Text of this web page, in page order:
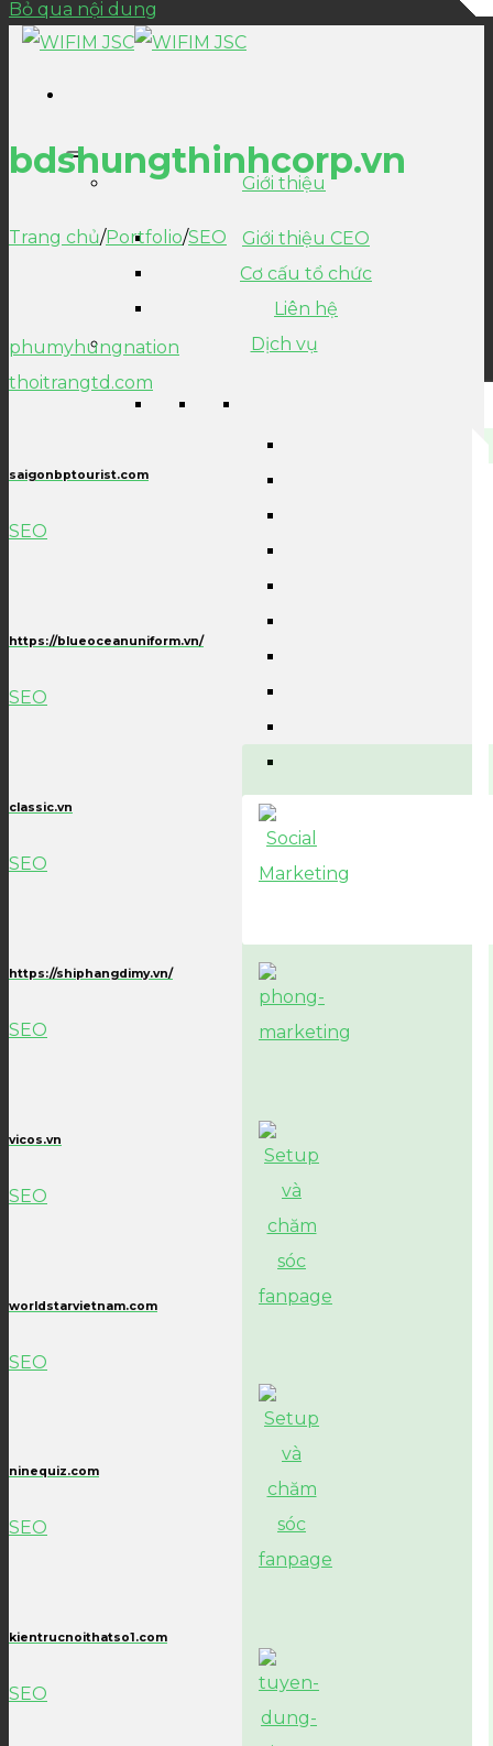
Bỏ qua nội dung
Giới thiệu
Giới thiệu CEO
Cơ cấu tổ chức
Liên hệ
Dịch vụ
bdshungthinhcorp.vn
Trang chủ/Portfolio/SEO
phumyhungnation
thoitrangtd.com
saigonbptourist.com
SEO
https://blueoceanuniform.vn/
SEO
classic.vn
SEO
https://shiphangdimy.vn/
SEO
vicos.vn
SEO
worldstarvietnam.com
SEO
ninequiz.com
SEO
kientrucnoithatso1.com
SEO